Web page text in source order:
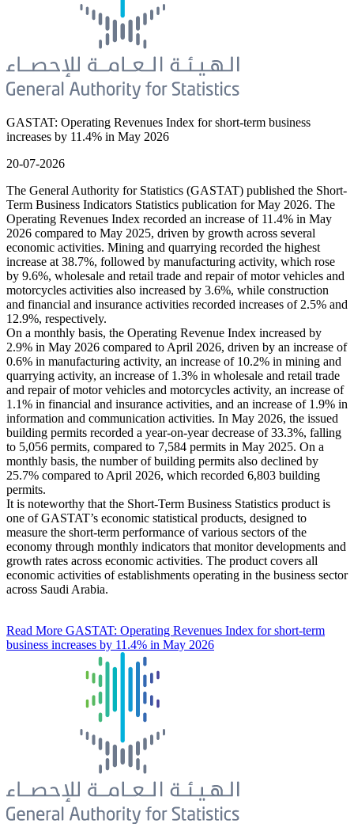
GASTAT: Operating Revenues Index for short-term business
increases by 11.4% in May 2026
20-07-2026
The General Authority for Statistics (GASTAT) published the Short-
Term Business Indicators Statistics publication for May 2026. The
Operating Revenues Index recorded an increase of 11.4% in May
2026 compared to May 2025, driven by growth across several
economic activities. Mining and quarrying recorded the highest
increase at 38.7%, followed by manufacturing activity, which rose
by 9.6%, wholesale and retail trade and repair of motor vehicles and
motorcycles activities also increased by 3.6%, while construction
and financial and insurance activities recorded increases of 2.5% and
12.9%, respectively.
On a monthly basis, the Operating Revenue Index increased by
2.9% in May 2026 compared to April 2026, driven by an increase of
0.6% in manufacturing activity, an increase of 10.2% in mining and
quarrying activity, an increase of 1.3% in wholesale and retail trade
and repair of motor vehicles and motorcycles activity, an increase of
1.1% in financial and insurance activities, and an increase of 1.9% in
information and communication activities. In May 2026, the issued
building permits recorded a year-on-year decrease of 33.3%, falling
to 5,056 permits, compared to 7,584 permits in May 2025. On a
monthly basis, the number of building permits also declined by
25.7% compared to April 2026, which recorded 6,803 building
permits.
It is noteworthy that the Short-Term Business Statistics product is
one of GASTAT’s economic statistical products, designed to
measure the short-term performance of various sectors of the
economy through monthly indicators that monitor developments and
growth rates across economic activities. The product covers all
economic activities of establishments operating in the business sector
across Saudi Arabia.
Read More GASTAT: Operating Revenues Index for short-term
business increases by 11.4% in May 2026